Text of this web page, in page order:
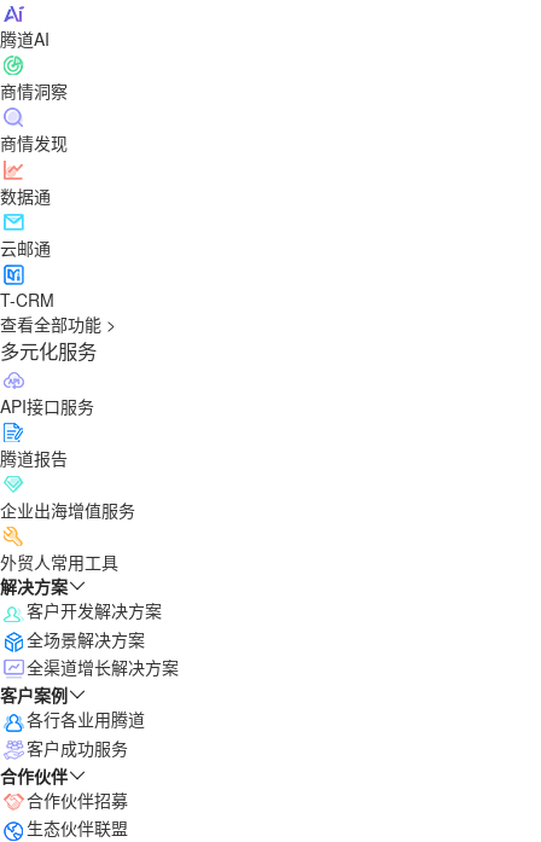
腾道AI
商情洞察
商情发现
数据通
云邮通
T-CRM
查看全部功能 >
多元化服务
API接口服务
腾道报告
企业出海增值服务
外贸人常用工具
解决方案
客户开发解决方案
全场景解决方案
全渠道增长解决方案
客户案例
各行各业用腾道
客户成功服务
合作伙伴
合作伙伴招募
生态伙伴联盟